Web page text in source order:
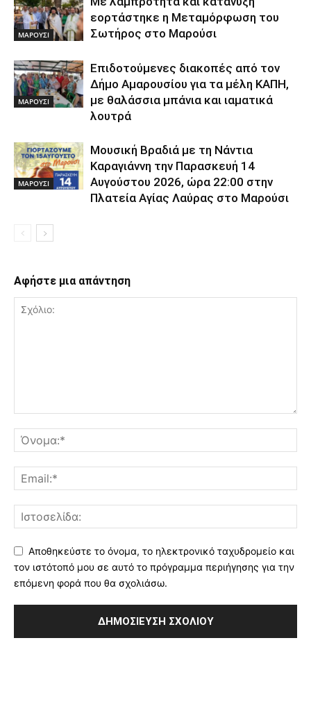
ΜΑΡΟΥΣΙ
εορτάστηκε η Μεταμόρφωση του
Σωτήρος στο Μαρούσι
ΜΑΡΟΥΣΙ
Επιδοτούμενες διακοπές από τον
Δήμο Αμαρουσίου για τα μέλη ΚΑΠΗ,
με θαλάσσια μπάνια και ιαματικά
λουτρά
ΜΑΡΟΥΣΙ
Μουσική Βραδιά με τη Νάντια
Καραγιάννη την Παρασκευή 14
Αυγούστου 2026, ώρα 22:00 στην
Πλατεία Αγίας Λαύρας στο Μαρούσι
Αφήστε μια απάντηση
Αποθηκεύστε το όνομα, το ηλεκτρονικό ταχυδρομείο και
τον ιστότοπό μου σε αυτό το πρόγραμμα περιήγησης για την
επόμενη φορά που θα σχολιάσω.